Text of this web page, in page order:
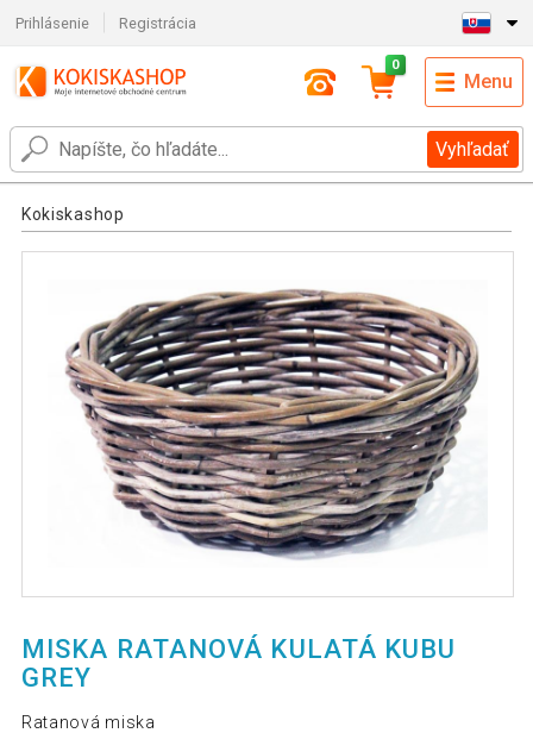
Prihlásenie Registrácia
Vyhľadať
0
Menu
Kokiskashop
MISKA RATANOVÁ KULATÁ KUBU
GREY
Ratanová miska